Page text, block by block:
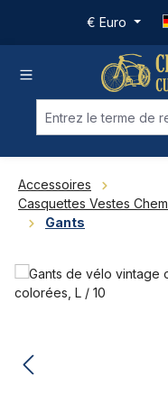
Passer au contenu
€ Euro
Accessoires
Casquettes Vestes
Gants
Ignorer la galerie